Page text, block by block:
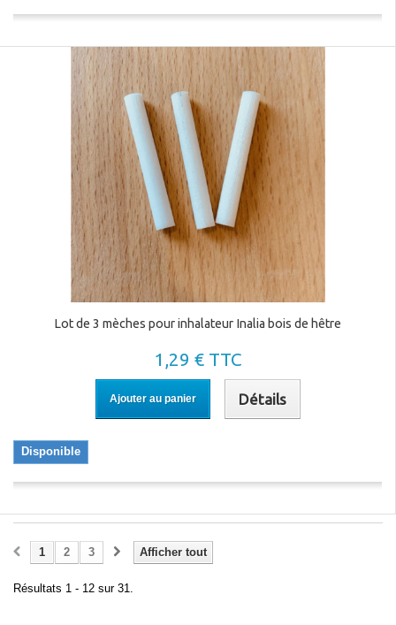
Lot de 3 mèches pour inhalateur Inalia bois de hêtre
1,29 € TTC
Ajouter au panier Détails
Disponible
Afficher tout
1 2 3
Résultats 1 - 12 sur 31.